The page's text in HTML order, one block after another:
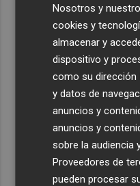
Nosotros y
cookies y
almacenar y
dispositivo y
como su dirección
y datos de
anuncios y
anuncios y
sobre la audiencia
Proveedores de
pueden procesar